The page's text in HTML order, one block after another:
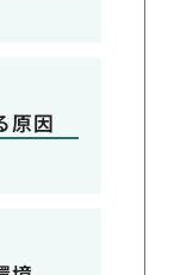
原因